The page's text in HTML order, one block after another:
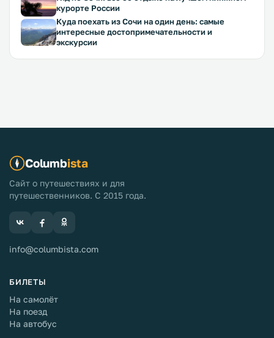
курорте России
Куда поехать из Сочи на один день: самые
интересные достопримечательности и
экскурсии
Columbista
Сайт о путешествиях и для
путешественников. С 2015 года.
info@columbista.com
БИЛЕТЫ
На самолёт
На поезд
На автобус